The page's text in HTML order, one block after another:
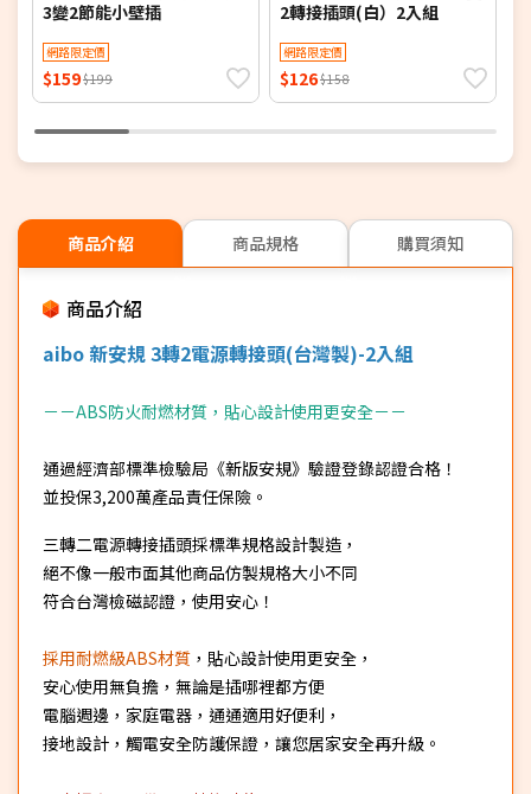
3變2節能小壁插
網路限定價
$159$199
2轉接插頭(白）2入組
網路限定價
$126$158
商品介紹 商品規格 購買須知
商品介紹
aibo 新安規 3轉2電源轉接頭(台灣製)-2入組
－－ABS防火耐燃材質，貼心設計使用更安全－－
通過經濟部標準檢驗局《新版安規》驗證登錄認證合格！
並投保3,200萬產品責任保險。
三轉二電源轉接插頭採標準規格設計製造，
絕不像一般市面其他商品仿製規格大小不同
符合台灣檢磁認證，使用安心！
採用耐燃級ABS材質 ，貼心設計使用更安全，
安心使用無負擔，無論是插哪裡都方便
電腦週邊，家庭電器，通通適用好便利，
接地設計，觸電安全防護保證，讓您居家安全再升級。